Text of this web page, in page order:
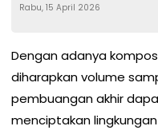
Rabu, 15 April 2026
Dengan adanya
diharapkan volume
pembuangan akhir
menciptakan